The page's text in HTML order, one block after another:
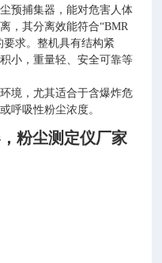
预捕集器，能对危害人体
，其分离效能符合“BMR
求。整机具有结构紧
小，重量轻、安全可靠等
境，尤其适合于含爆炸危
呼吸性粉尘浓度。
粉尘测定仪厂家